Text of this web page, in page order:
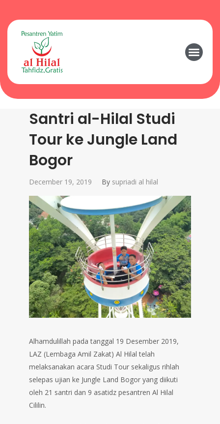
Santri al-Hilal Studi
Tour ke Jungle Land
Bogor
December 19, 2019 By supriadi al hilal
Alhamdulillah pada tanggal 19 Desember 2019,
LAZ (Lembaga Amil Zakat) Al Hilal telah
melaksanakan acara Studi Tour sekaligus rihlah
selepas ujian ke Jungle Land Bogor yang diikuti
oleh 21 santri dan 9 asatidz pesantren Al Hilal
Cililin.